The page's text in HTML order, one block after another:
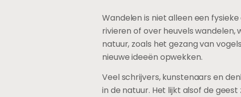
Wandelen is niet alleen een
rivieren of over heuvels wandelen,
natuur, zoals het gezang van
nieuwe ideeën opwekken.
Veel schrijvers, kunstenaars en
in de natuur. Het lijkt alsof de